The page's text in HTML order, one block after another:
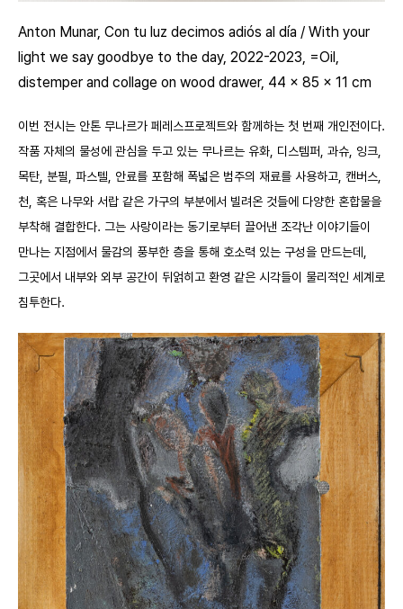
Anton Munar, Con tu luz decimos adiós al día / With your
light we say goodbye to the day, 2022-2023, =Oil,
distemper and collage on wood drawer, 44 x 85 x 11 cm
이번 전시는 안톤 무나르가 페레스프로젝트와 함께하는 첫 번째 개인전이다.
작품 자체의 물성에 관심을 두고 있는 무나르는 유화, 디스템퍼, 과슈, 잉크,
목탄, 분필, 파스텔, 안료를 포함해 폭넓은 범주의 재료를 사용하고, 캔버스,
천, 혹은 나무와 서랍 같은 가구의 부분에서 빌려온 것들에 다양한 혼합물을
부착해 결합한다. 그는 사랑이라는 동기로부터 끌어낸 조각난 이야기들이
만나는 지점에서 물감의 풍부한 층을 통해 호소력 있는 구성을 만드는데,
그곳에서 내부와 외부 공간이 뒤얽히고 환영 같은 시각들이 물리적인 세계로
침투한다.